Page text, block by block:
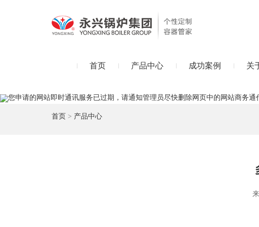
首页 产品中心 成功案例 关
您申请的网站即时通讯服务已过期，请通知管理员尽快删除网页中的网站商务通
首页 > 产品中心